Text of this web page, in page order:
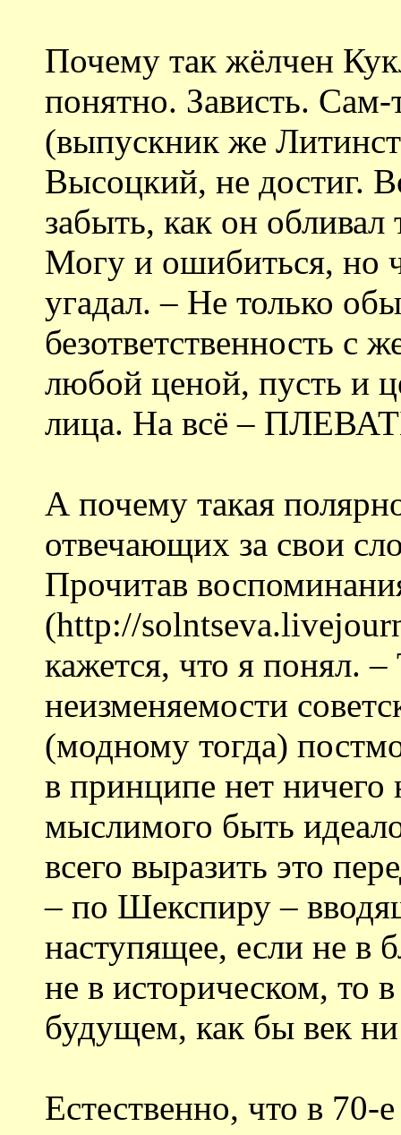
Почему так жёлчен
понятно. Зависть. Сам-
(выпускник же
Высоцкий, не достиг.
забыть, как он
Могу и ошибиться, но
угадал. – Не только
безответственность с
любой ценой, пусть и
лица. На всё –
А почему такая
отвечающих за свои
Прочитав
(http://
кажется, что я понял.
неизменяемости
(модному тогда)
в принципе нет ничего
мыслимого быть
всего выразить это
– по Шекспиру –
наступящее, если не в
не в историческом, то
будущем, как бы век
Естественно, что в 70-